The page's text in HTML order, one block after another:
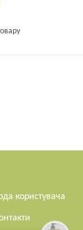
користувача